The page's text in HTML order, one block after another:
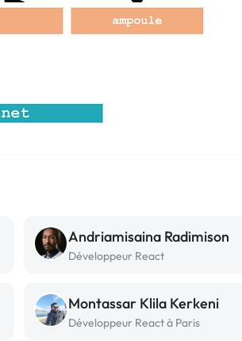
Andriamisaina Radimison
Développeur React
Montassar Klila Kerkeni
Développeur React à Paris